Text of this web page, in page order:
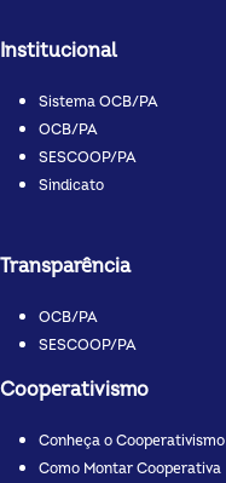
Institucional
Sistema OCB/PA
OCB/PA
SESCOOP/PA
Sindicato
Transparência
OCB/PA
SESCOOP/PA
Cooperativismo
Conheça o Cooperativismo
Como Montar Cooperativa